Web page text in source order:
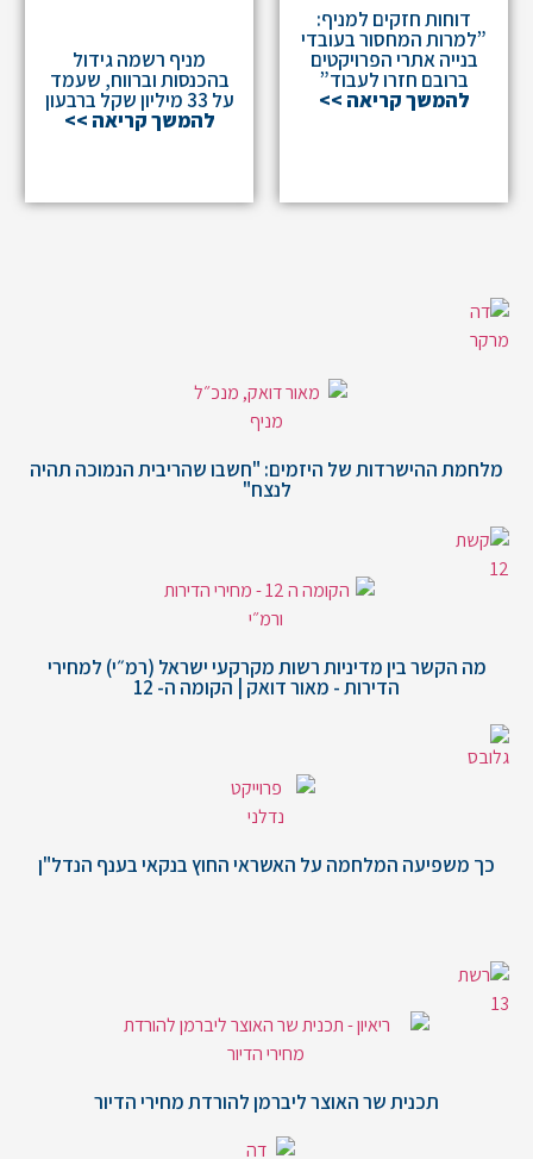
דוחות חזקים למניף:
”למרות המחסור בעובדי
בנייה אתרי הפרויקטים
ברובם חזרו לעבוד”
להמשך קריאה >>
מניף רשמה גידול
בהכנסות וברווח, שעמד
על 33 מיליון שקל ברבעון
להמשך קריאה >>
מלחמת ההישרדות של היזמים: "חשבו שהריבית הנמוכה תהיה
לנצח"
מה הקשר בין מדיניות רשות מקרקעי ישראל (רמ״י) למחירי
הדירות - מאור דואק | הקומה ה- 12
כך משפיעה המלחמה על האשראי החוץ בנקאי בענף הנדל"ן
תכנית שר האוצר ליברמן להורדת מחירי הדיור